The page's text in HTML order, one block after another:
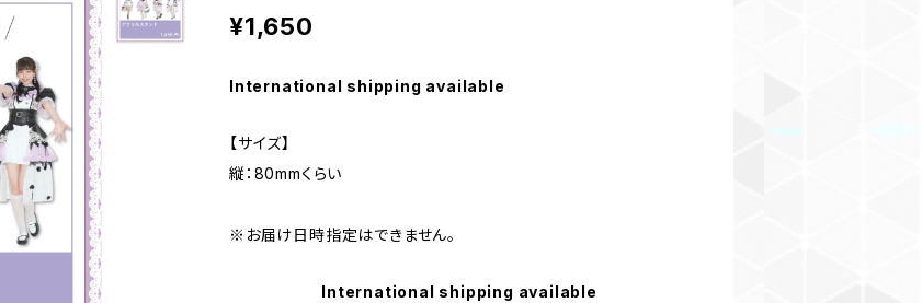
¥1,650
International shipping available
【サイズ】
縦：80mmくらい
※お届け日時指定はできません。
International shipping available